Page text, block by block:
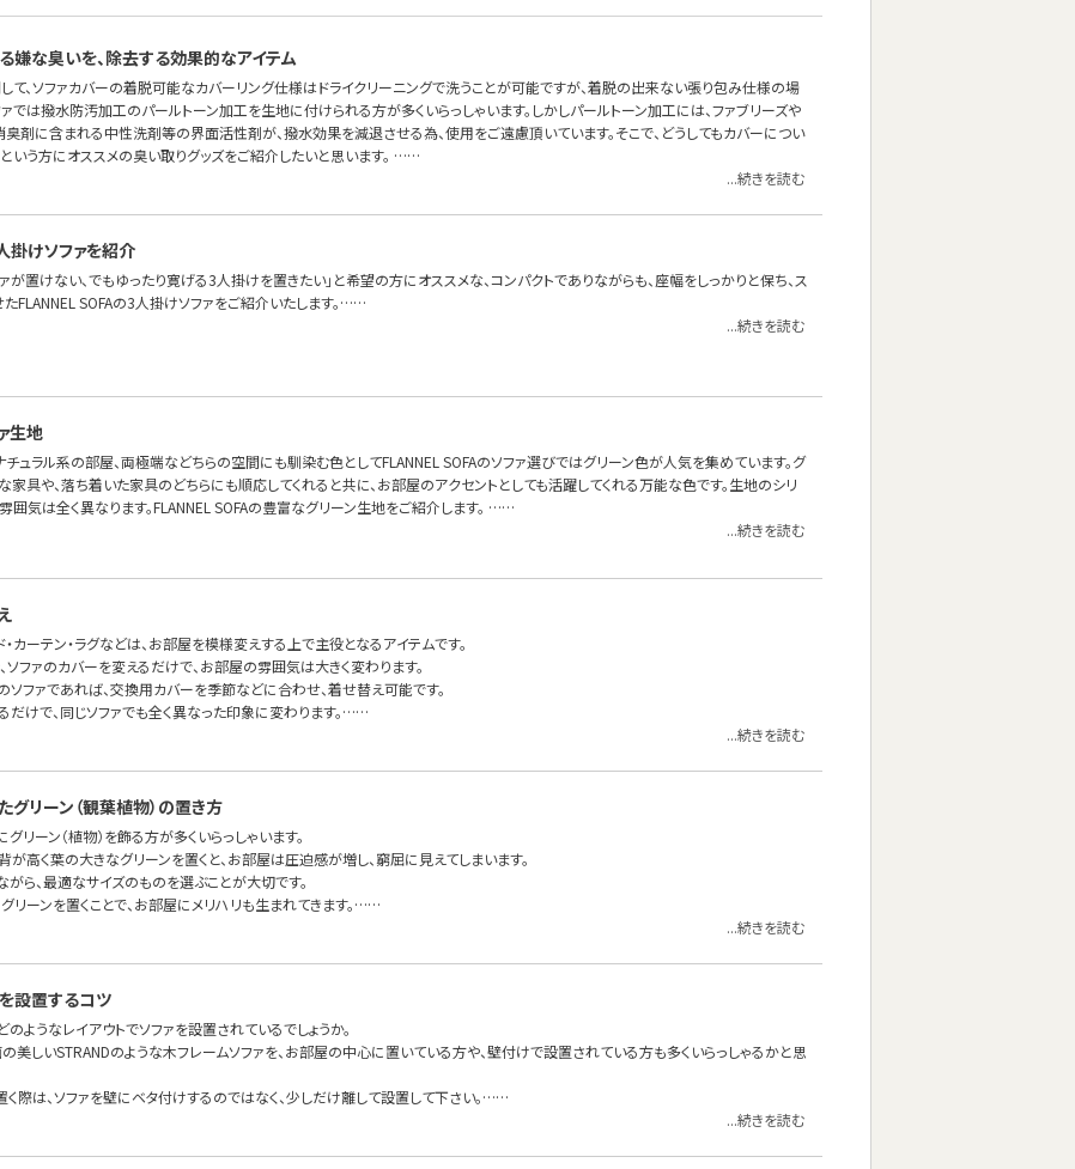
嫌な臭いを、除去する効果的なアイテム
て、ソファカバーの着脱可能なカバーリング仕様はドライクリーニングで洗うことが可能ですが、着脱の出来ない張り包み仕様の場
ァでは撥水防汚加工のパールトーン加工を生地に付けられる方が多くいらっしゃいます。しかしパールトーン加工には、ファブリーズや
臭剤に含まれる中性洗剤等の界面活性剤が、撥水効果を減退させる為、使用をご遠慮頂いています。そこで、どうしてもカバーについ
いう方にオススメの臭い取りグッズをご紹介したいと思います。 ……
...続きを読む
掛けソファを紹介
ァが置けない、でもゆったり寛げる3人掛けを置きたい」と希望の方にオススメな、コンパクトでありながらも、座幅をしっかりと保ち、ス
たFLANNEL SOFAの3人掛けソファをご紹介いたします。……
...続きを読む
生地
チュラル系の部屋、両極端などちらの空間にも馴染む色としてFLANNEL SOFAのソファ選びではグリーン色が人気を集めています。グ
家具や、落ち着いた家具のどちらにも順応してくれると共に、お部屋のアクセントとしても活躍してくれる万能な色です。生地のシリ
雰囲気は全く異なります。FLANNEL SOFAの豊富なグリーン生地をご紹介します。 ……
...続きを読む
・カーテン・ラグなどは、お部屋を模様変えする上で主役となるアイテムです。
ソファのカバーを変えるだけで、お部屋の雰囲気は大きく変わります。
ソファであれば、交換用カバーを季節などに合わせ、着せ替え可能です。
だけで、同じソファでも全く異なった印象に変わります。……
...続きを読む
グリーン（観葉植物）の置き方
リーン（植物）を飾る方が多くいらっしゃいます。
が高く葉の大きなグリーンを置くと、お部屋は圧迫感が増し、窮屈に見えてしまいます。
がら、最適なサイズのものを選ぶことが大切です。
リーンを置くことで、お部屋にメリハリも生まれてきます。……
...続きを読む
設置するコツ
ようなレイアウトでソファを設置されているでしょうか。
の美しいSTRANDのような木フレームソファを、お部屋の中心に置いている方や、壁付けで設置されている方も多くいらっしゃるかと思
く際は、ソファを壁にベタ付けするのではなく、少しだけ離して設置して下さい。……
...続きを読む